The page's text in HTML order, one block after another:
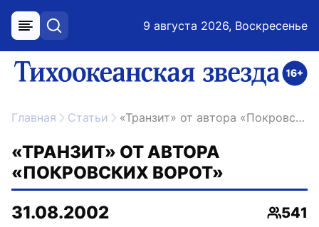
меню поиск 9 августа 2026, Воскресенье
ссылка на главную
Главная Статьи «Транзит» от автора «Покровских ворот»
«ТРАНЗИТ» ОТ АВТОРА
«ПОКРОВСКИХ ВОРОТ»
31.08.2002
541